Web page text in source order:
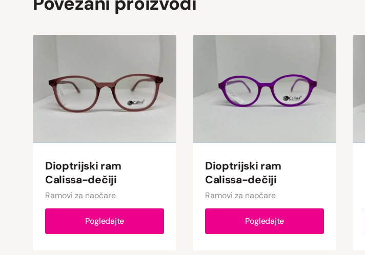
Dioptrijski ram
Calissa-dečiji
Ramovi za naočare
Pogledajte
Dioptrijski ram
Calissa-dečiji
Ramovi za naočare
Pogledajte